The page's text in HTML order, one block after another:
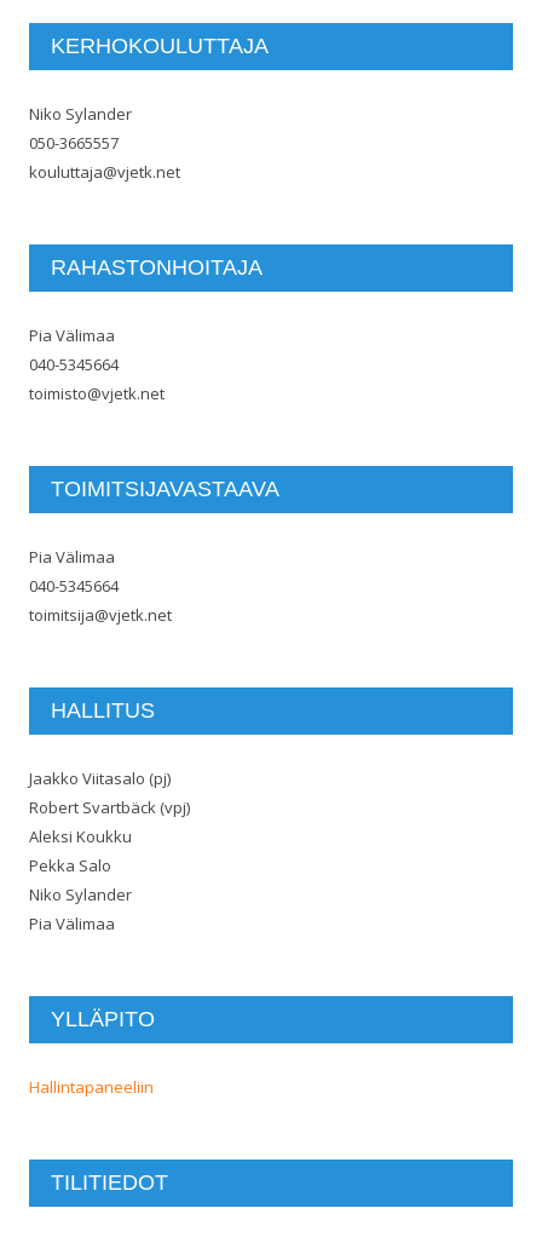
KERHOKOULUTTAJA
Niko Sylander
050-3665557
kouluttaja@vjetk.net
RAHASTONHOITAJA
Pia Välimaa
040-5345664
toimisto@vjetk.net
TOIMITSIJAVASTAAVA
Pia Välimaa
040-5345664
toimitsija@vjetk.net
HALLITUS
Jaakko Viitasalo (pj)
Robert Svartbäck (vpj)
Aleksi Koukku
Pekka Salo
Niko Sylander
Pia Välimaa
YLLÄPITO
Hallintapaneeliin
TILITIEDOT